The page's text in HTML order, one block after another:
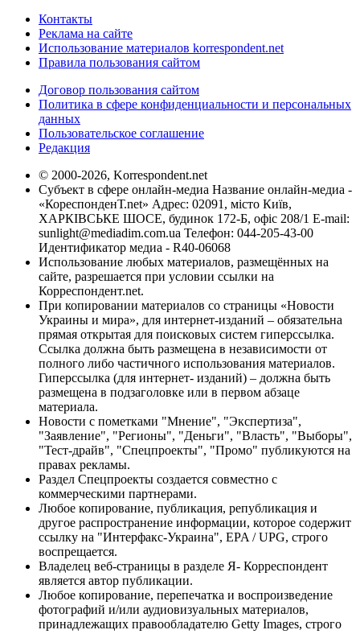
Контакты
Реклама на сайте
Использование материалов korrespondent.net
Правила пользования сайтом
Договор пользования сайтом
Политика в сфере конфиденциальности и персональных
данных
Пользовательское соглашение
Редакция
© 2000-2026, Korrespondent.net
Субъект в сфере онлайн-медиа Название онлайн-медиа -
«КореспонденТ.net» Адрес: 02091, місто Київ,
ХАРКІВСЬКЕ ШОСЕ, будинок 172-Б, офіс 208/1 E-mail:
sunlight@mediadim.com.ua Телефон: 044-205-43-00
Идентификатор медиа - R40-06068
Использование любых материалов, размещённых на
сайте, разрешается при условии ссылки на
Корреспондент.net.
При копировании материалов со страницы «Новости
Украины и мира», для интернет-изданий – обязательна
прямая открытая для поисковых систем гиперссылка.
Ссылка должна быть размещена в независимости от
полного либо частичного использования материалов.
Гиперссылка (для интернет- изданий) – должна быть
размещена в подзаголовке или в первом абзаце
материала.
Новости с пометками "Мнение", "Экспертиза",
"Заявление", "Регионы", "Деньги", "Власть", "Выборы",
"Тест-драйв", "Спецпроекты", "Промо" публикуются на
правах рекламы.
Раздел Спецпроекты создается совместно с
коммерческими партнерами.
Любое копирование, публикация, републикация и
другое распространение информации, которое содержит
ссылку на "Интерфакс-Украина", EPA / UPG, строго
воспрещается.
Владелец веб-страницы в разделе Я- Корреспондент
является автор публикации.
Любое копирование, перепечатка и воспроизведение
фотографий и/или аудиовизуальных материалов,
принадлежащих правообладателю Getty Images, строго